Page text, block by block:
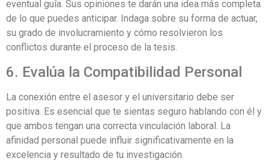
eventual guía. Sus opiniones te darán una idea más completa
de lo que puedes anticipar. Indaga sobre su forma de actuar,
su grado de involucramiento y cómo resolvieron los
conflictos durante el proceso de la tesis.
6. Evalúa la Compatibilidad Personal
La conexión entre el asesor y el universitario debe ser
positiva. Es esencial que te sientas seguro hablando con él y
que ambos tengan una correcta vinculación laboral. La
afinidad personal puede influir significativamente en la
excelencia y resultado de tu investigación.